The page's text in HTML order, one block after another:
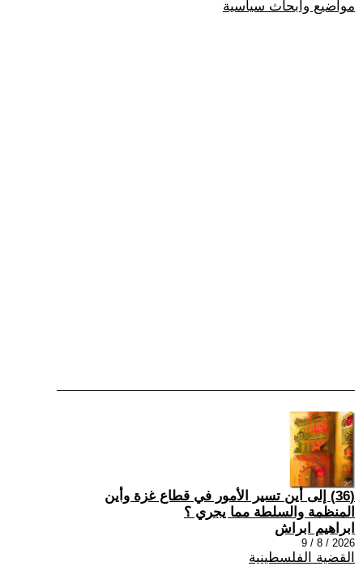
مواضيع وابحاث سياسية
(36) إلى أين تسير الأمور في قطاع غزة وأين
المنظمة والسلطة مما يجري ؟
ابراهيم ابراش
2026 / 8 / 9
القضية الفلسطينية